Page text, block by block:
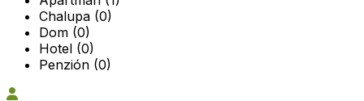
Chalupa (0)
Dom (0)
Hotel (0)
Penzión (0)